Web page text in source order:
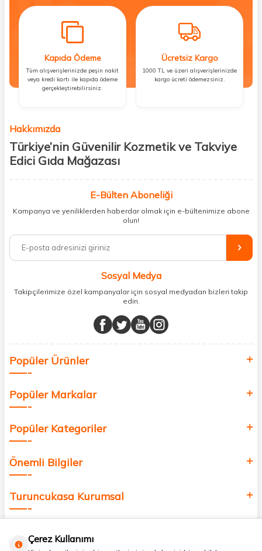
Kapıda Ödeme
Tüm alışverişlerinizde peşin nakit
veya kredi kartı ile kapıda ödeme
gerçekleştirebilirsiniz.
Ücretsiz Kargo
1000 TL ve üzeri alışverişlerinizde
kargo ücreti ödemezsiniz.
Hakkımızda
Türkiye’nin Güvenilir Kozmetik ve Takviye
Edici Gıda Mağazası
kişisel bakım hem de takviye edici gıda ürünlerini sizlerle
buluşturuyoruz. Artık mağaza mağaza dolaşmanıza gerek yok;
ihtiyacınız olan her şeyi tek bir çatı altında topluyor ve kapınıza kadar
%100 orijinal kozmetik ve sağlık ürünleriyle güzelliğinizi tamamlayabilir,
vücudunuzu desteklemek için güvenilir takviye edici gıdalara
minerallere kadar binlerce ürünü uygun fiyat ve hızlı kargo avantajıyla
sunuyoruz.
buluşturuyor ve online alışveriş deneyiminizi en iyi hale getiriyoruz.
Sağlık, güzellik ve iyi yaşam için aradığınız her şey burada!
değer katmak için bize katılın!
E-Bülten Aboneliği
Kampanya ve yeniliklerden haberdar olmak için e-bültenimize abone
olun!
Sosyal Medya
Takipçilerimize özel kampanyalar için sosyal medyadan bizleri takip
edin.
Popüler Ürünler
Popüler Markalar
Popüler Kategoriler
Önemli Bilgiler
Turuncukasa Kurumsal
Çerez Kullanımı